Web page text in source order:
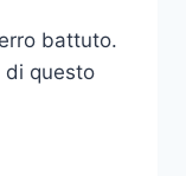
battuto.
di questo